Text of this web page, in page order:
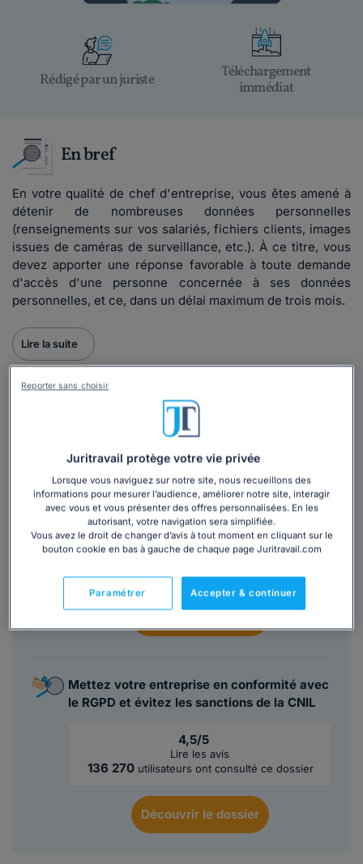
Rédigé par un juriste
Téléchargement
immédiat
En bref
En votre qualité de chef d'entreprise, vous êtes amené à
détenir de nombreuses données personnelles
(renseignements sur vos salariés, fichiers clients, images
issues de caméras de surveillance, etc.). À ce titre, vous
devez apporter une réponse favorable à toute demande
d'accès d'une personne concernée à ses données
personnelles, et ce, dans un délai maximum de trois mois.
Lire la suite
modèle de lettreest inclus dans
plusieurs dossiers :
Employeur : quels sont vos droits et
interdictions en termes de surveillance des
salariés ?
4,5/5
Lire les avis
Mettez votre entreprise en conformité avec
le RGPD et évitez les sanctions de la CNIL
4,5/5
Lire les avis
136 270 utilisateurs ont consulté ce dossier
Découvrirle dossier
Juritravail protège votre vie privée
Lorsque vous naviguez sur notre site, nous recueillons des
informations pour mesurer l’audience, améliorer notre site, interagir
avec vous et vous présenter des offres personnalisées. En les
autorisant, votre navigation sera simplifiée.
Vous avez le droit de changer d’avis à tout moment en cliquant sur le
bouton cookie en bas à gauche de chaque page Juritravail.com
Accepter & continuer
Paramétrer
Reporter sans choisir